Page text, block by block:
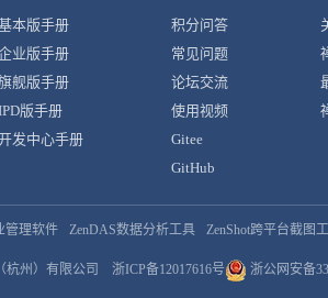
本版手册
业版手册
舰版手册
版手册
发中心手册
积分问答
常见问题
论坛交流
使用视频
Gitee
GitHub
管理软件 ZenDAS数据分析工具 ZenShot跨平台截图
杭州）有限公司 浙ICP备12017616号 浙公网安备